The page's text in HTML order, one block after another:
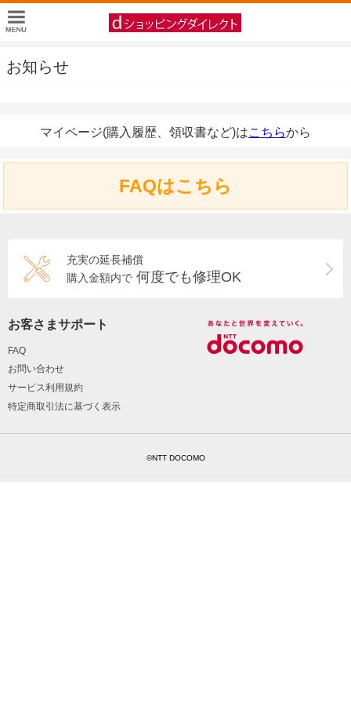
お知らせ
マイページ(購入履歴、領収書など)はこちらから
FAQはこちら
充実の延長補償
購入金額内で 何度でも修理OK
お客さまサポート
FAQ
お問い合わせ
サービス利用規約
特定商取引法に基づく表示
©NTT DOCOMO